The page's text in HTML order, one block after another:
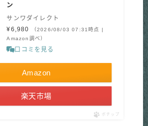
ン
サンワダイレクト
¥6,980
（2026/08/03 07:31時点 |
Amazon調べ）
口コミを見る
Amazon
楽天市場
ポチップ